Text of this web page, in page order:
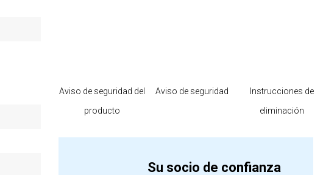
Aviso de seguridad del
producto
Aviso de seguridad
Instrucciones de
eliminación
Su socio de confianza